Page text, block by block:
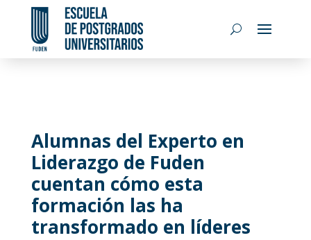
Alumnas del Experto en
Liderazgo de Fuden
cuentan cómo esta
formación las ha
transformado en líderes